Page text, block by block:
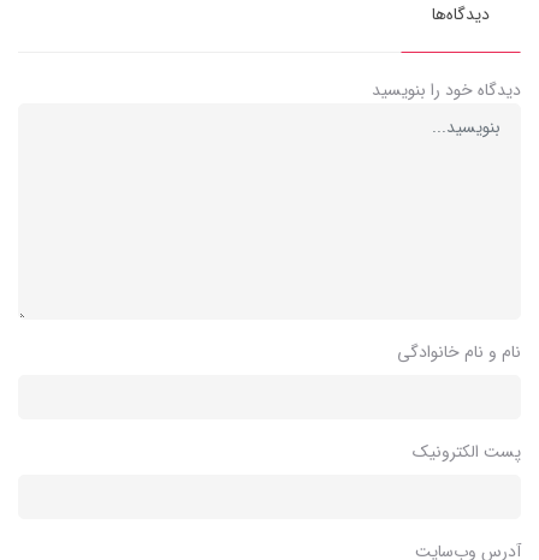
دیدگاه‌ها
دیدگاه خود را بنویسید
نام و نام خانوادگی
پست الکترونیک
آدرس وب‌سایت